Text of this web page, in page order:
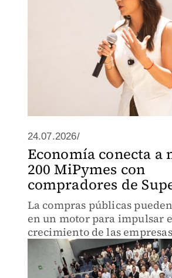
24.07.2026/
Economía conecta a
200 MiPymes con
compradores de
La compras públicas
en un motor para impulsar
crecimiento de las